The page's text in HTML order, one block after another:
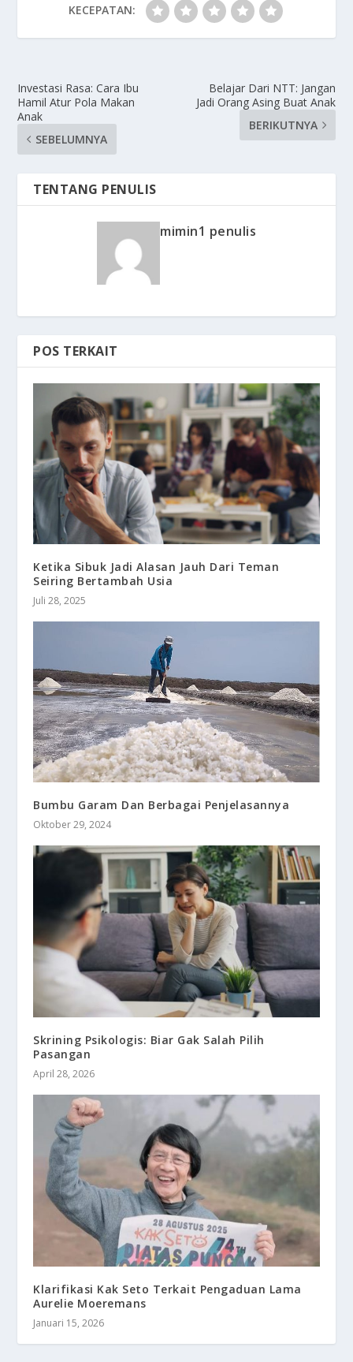
KECEPATAN:
Investasi Rasa: Cara Ibu
Hamil Atur Pola Makan
Anak
SEBELUMNYA
Belajar Dari NTT: Jangan
Jadi Orang Asing Buat Anak
BERIKUTNYA
TENTANG PENULIS
mimin1 penulis
POS TERKAIT
Ketika Sibuk Jadi Alasan Jauh Dari Teman
Seiring Bertambah Usia
Juli 28, 2025
Bumbu Garam Dan Berbagai Penjelasannya
Oktober 29, 2024
Skrining Psikologis: Biar Gak Salah Pilih
Pasangan
April 28, 2026
Klarifikasi Kak Seto Terkait Pengaduan Lama
Aurelie Moeremans
Januari 15, 2026